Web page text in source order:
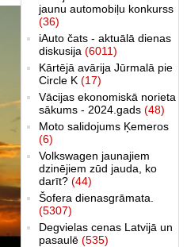
jaunu automobiļu konkurss
(36)
iAuto čats - aktuālā dienas
diskusija (6011)
Kārtējā avārija Jūrmalā pie
Circle K (17)
Vācijas ekonomiskā norieta
sākums - 2024.gads (48)
Moto salidojums Ķemeros
(6)
Volkswagen jaunajiem
dzinējiem zūd jauda, ko
darīt? (44)
Šofera dienasgrāmata.
(5307)
Degvielas cenas Latvijā un
pasaulē (535)